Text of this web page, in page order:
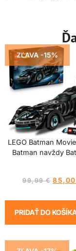
ZĽAVA -15%
LEGO Batman
Batman navždy
99,99€
PRIDAŤ DO